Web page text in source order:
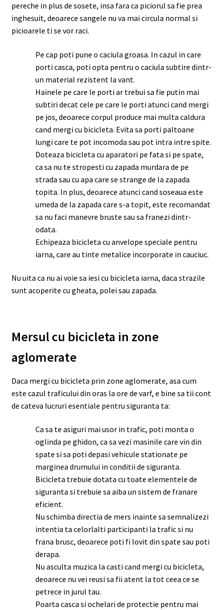
pereche in plus de sosete, insa fara ca piciorul sa fie prea
inghesuit, deoarece sangele nu va mai circula normal si
picioarele ti se vor raci.
Pe cap poti pune o caciula groasa. In cazul in care
porti casca, poti opta pentru o caciula subtire dintr-
un material rezistent la vant.
Hainele pe care le porti ar trebui sa fie putin mai
subtiri decat cele pe care le porti atunci cand mergi
pe jos, deoarece corpul produce mai multa caldura
cand mergi cu bicicleta. Evita sa porti paltoane
lungi care te pot incomoda sau pot intra intre spite.
Doteaza bicicleta cu aparatori pe fata si pe spate,
ca sa nu te stropesti cu zapada murdara de pe
strada sau cu apa care se strange de la zapada
topita. In plus, deoarece atunci cand soseaua este
umeda de la zapada care s-a topit, este recomandat
sa nu faci manevre bruste sau sa franezi dintr-
odata.
Echipeaza bicicleta cu anvelope speciale pentru
iarna, care au tinte metalice incorporate in cauciuc.
Nu uita ca nu ai voie sa iesi cu bicicleta iarna, daca strazile
sunt acoperite cu gheata, polei sau zapada.
Mersul cu bicicleta in zone
aglomerate
Daca mergi cu bicicleta prin zone aglomerate, asa cum
este cazul traficului din oras la ore de varf, e bine sa tii cont
de cateva lucruri esentiale pentru siguranta ta:
Ca sa te asiguri mai usor in trafic, poti monta o
oglinda pe ghidon, ca sa vezi masinile care vin din
spate si sa poti depasi vehicule stationate pe
marginea drumului in conditii de siguranta.
Bicicleta trebuie dotata cu toate elementele de
siguranta si trebuie sa aiba un sistem de franare
eficient.
Nu schimba directia de mers inainte sa semnalizezi
intentia ta celorlalti participanti la trafic si nu
frana brusc, deoarece poti fi lovit din spate sau poti
derapa.
Nu asculta muzica la casti cand mergi cu bicicleta,
deoarece nu vei reusi sa fii atent la tot ceea ce se
petrece in jurul tau.
Poarta casca si ochelari de protectie pentru mai